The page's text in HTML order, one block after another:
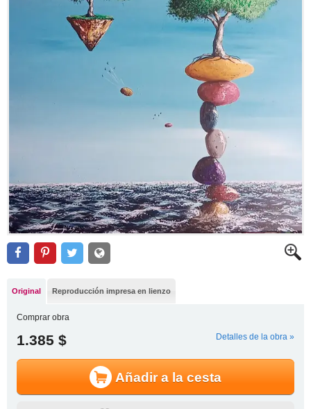
Original Reproducción impresa en lienzo
Comprar obra
1.385 $ Detalles de la obra »
Añadir a la cesta